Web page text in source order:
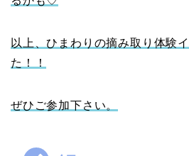
以上、ひまわりの摘み取り体験
た！！
ぜひご参加下さい。